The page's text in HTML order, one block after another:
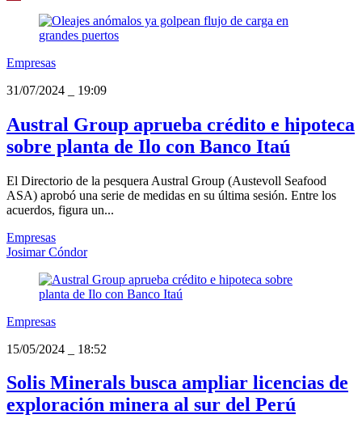
Empresas
31/07/2024
19:09
Austral Group aprueba crédito e hipoteca
sobre planta de Ilo con Banco Itaú
El Directorio de la pesquera Austral Group (Austevoll Seafood
ASA) aprobó una serie de medidas en su última sesión. Entre los
acuerdos, figura un...
Empresas
Josimar Cóndor
Empresas
15/05/2024
18:52
Solis Minerals busca ampliar licencias de
exploración minera al sur del Perú